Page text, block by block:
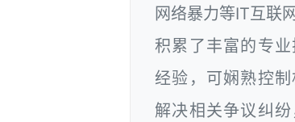
网络暴力等IT互联
积累了丰富的专
经验，可娴熟控
解决相关争议纠